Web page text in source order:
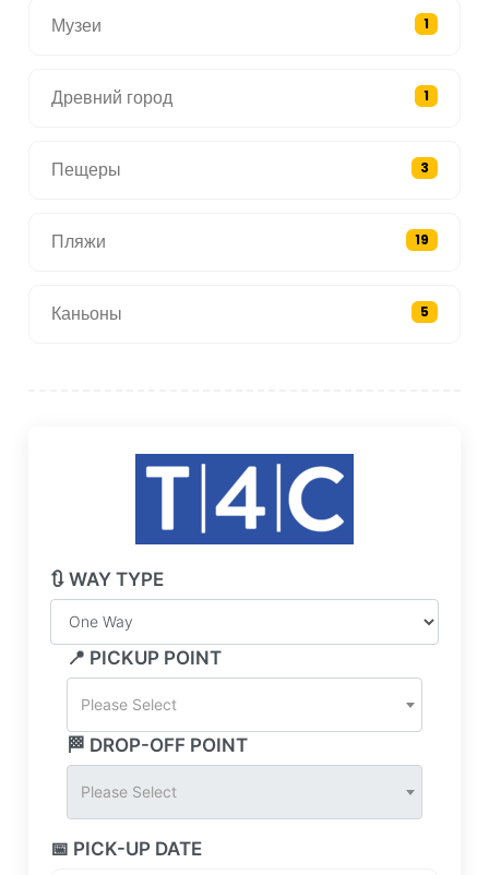
Музеи 1
Древний город 1
Пещеры 3
Пляжи 19
Каньоны 5
🔃 WAY TYPE
📍 PICKUP POINT
Please Select
🏁 DROP-OFF POINT
Please Select
📅 PICK-UP DATE